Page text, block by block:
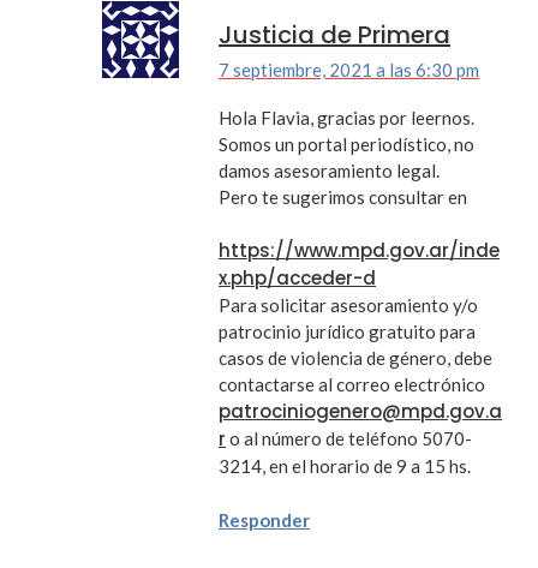
Justicia de Primera
7 septiembre, 2021 a las 6:30 pm
Hola Flavia, gracias por leernos.
Somos un portal periodístico, no
damos asesoramiento legal.
Pero te sugerimos consultar en
https://www.mpd.gov.ar/inde
x.php/acceder-d
Para solicitar asesoramiento y/o
patrocinio jurídico gratuito para
casos de violencia de género, debe
contactarse al correo electrónico
patrociniogenero@mpd.gov.a
r o al número de teléfono 5070-
3214, en el horario de 9 a 15 hs.
Responder